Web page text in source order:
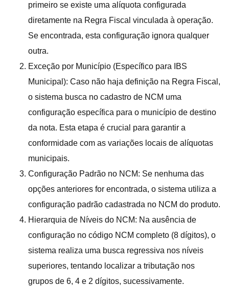
primeiro se existe uma alíquota configurada
diretamente na Regra Fiscal vinculada à operação.
Se encontrada, esta configuração ignora qualquer
outra.
Exceção por Município (Específico para IBS
Municipal): Caso não haja definição na Regra Fiscal,
o sistema busca no cadastro de NCM uma
configuração específica para o município de destino
da nota. Esta etapa é crucial para garantir a
conformidade com as variações locais de alíquotas
municipais.
Configuração Padrão no NCM: Se nenhuma das
opções anteriores for encontrada, o sistema utiliza a
configuração padrão cadastrada no NCM do produto.
Hierarquia de Níveis do NCM: Na ausência de
configuração no código NCM completo (8 dígitos), o
sistema realiza uma busca regressiva nos níveis
superiores, tentando localizar a tributação nos
grupos de 6, 4 e 2 dígitos, sucessivamente.